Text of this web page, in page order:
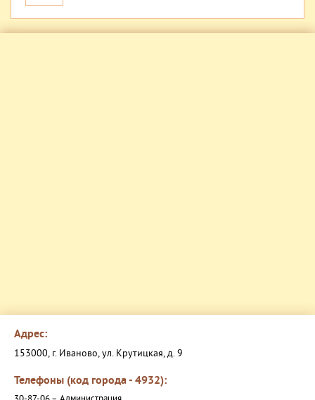
Адрес:
153000, г. Иваново, ул. Крутицкая, д. 9
Телефоны (код города - 4932):